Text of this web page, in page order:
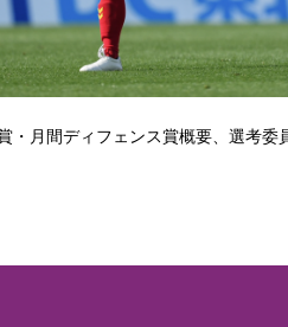
・月間ディフェンス賞概要、選考委